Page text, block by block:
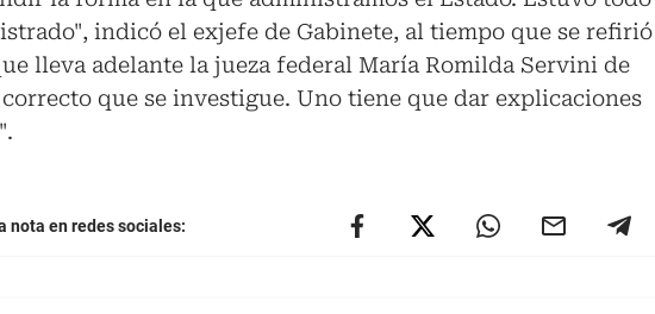
indicó el exjefe de Gabinete, al tiempo que se refirió
lleva adelante la jueza federal María Romilda Servini de
que se investigue. Uno tiene que dar explicaciones
nota en redes sociales: